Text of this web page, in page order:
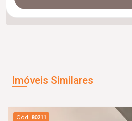
Imóveis Similares
Cód. 80211